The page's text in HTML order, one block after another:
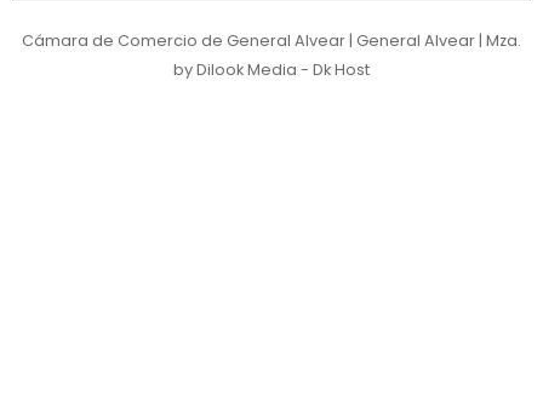
Cámara de Comercio de General Alvear | General Alvear | Mza.
by Dilook Media - Dk Host